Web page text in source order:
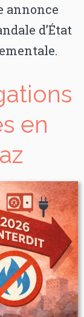
annonce
d’État
en